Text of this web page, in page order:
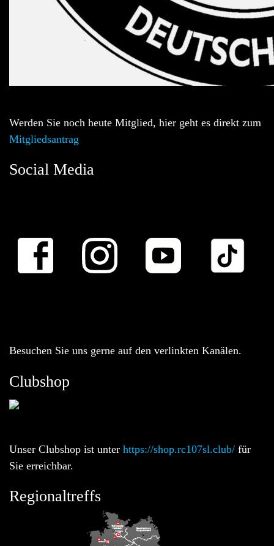
Werden Sie noch heute Mitglied, hier geht es direkt zum
Mitgliedsantrag
Social Media
Besuchen Sie uns gerne auf den verlinkten Kanälen.
Clubshop
Unser Clubshop ist unter https://shop.rc107sl.club/ für
Sie erreichbar.
Regionaltreffs